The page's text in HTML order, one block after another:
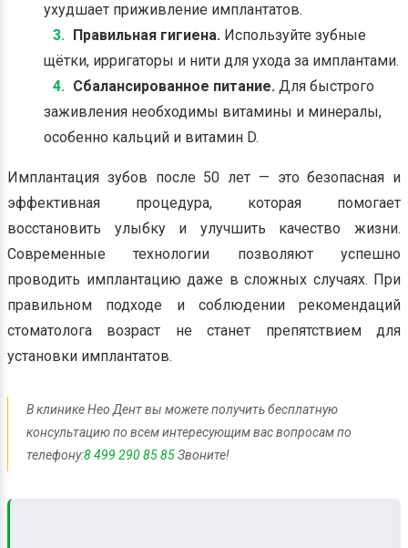
ухудшает приживление имплантатов.
Правильная гигиена. Используйте зубные
щётки, ирригаторы и нити для ухода за имплантами.
Сбалансированное питание. Для быстрого
заживления необходимы витамины и минералы,
особенно кальций и витамин D.
Имплантация зубов после 50 лет — это безопасная и
эффективная процедура, которая помогает
восстановить улыбку и улучшить качество жизни.
Современные технологии позволяют успешно
проводить имплантацию даже в сложных случаях. При
правильном подходе и соблюдении рекомендаций
стоматолога возраст не станет препятствием для
установки имплантатов.
В клинике Нео Дент вы можете получить бесплатную
консультацию по всем интересующим вас вопросам по
телефону:8 499 290 85 85Звоните!